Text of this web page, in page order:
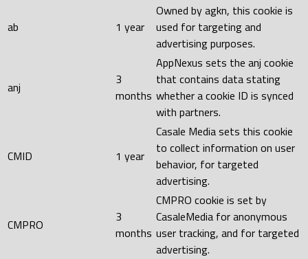
ab 1 year
Owned by agkn, this cookie is
used for targeting and
advertising purposes.
anj
3
months
AppNexus sets the anj cookie
that contains data stating
whether a cookie ID is synced
with partners.
CMID 1 year
Casale Media sets this cookie
to collect information on user
behavior, for targeted
advertising.
CMPRO
3
months
CMPRO cookie is set by
CasaleMedia for anonymous
user tracking, and for targeted
advertising.